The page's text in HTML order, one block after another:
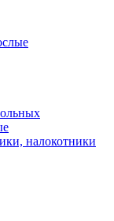
налокотники